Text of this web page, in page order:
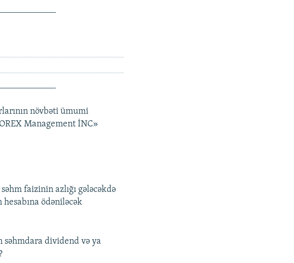
növbəti ümumi
Management İNC»
faizinin azlığı gələcəkdə
ödəniləcək
səhmdara dividend və ya